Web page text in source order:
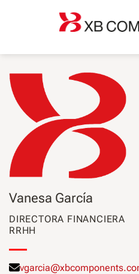
Vanesa García
DIRECTORA FINANCIERA
RRHH